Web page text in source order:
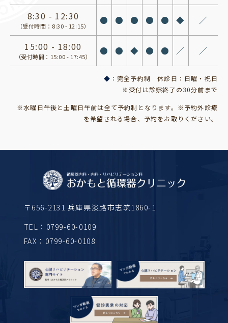
8:30 - 12:30
（受付時間：8:30 - 12:15） ● ● ● ● ● ◆ ／
15:00 - 18:00
（受付時間：15:00 - 17:45） ● ● ◆ ● ● ／ ／
◆ ：完全予約制 休診日：日曜・祝日
※受付は診察終了の30分前まで
※水曜日午後と土曜日午前は全て予約制となります。 ※予約外診療
を希望される場合、予約をお取りください。
〒656-2131 兵庫県淡路市志筑1860-1
TEL： 0799-60-0109
FAX：0799-60-0108